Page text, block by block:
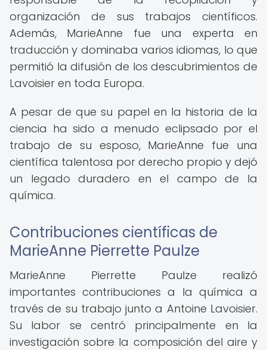
organización de sus trabajos científicos.
Además, MarieAnne fue una experta en
traducción y dominaba varios idiomas, lo que
permitió la difusión de los descubrimientos de
Lavoisier en toda Europa.
A pesar de que su papel en la historia de la
ciencia ha sido a menudo eclipsado por el
trabajo de su esposo, MarieAnne fue una
científica talentosa por derecho propio y dejó
un legado duradero en el campo de la
química.
Contribuciones científicas de
MarieAnne Pierrette Paulze
MarieAnne Pierrette Paulze realizó
importantes contribuciones a la química a
través de su trabajo junto a Antoine Lavoisier.
Su labor se centró principalmente en la
investigación sobre la composición del aire y